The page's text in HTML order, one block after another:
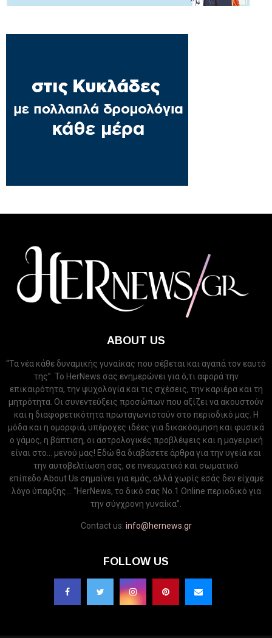
ABOUT US
“Τα νέα κάθε δυναμικής γυναίκας που σέβεται και αγαπά τον εαυτό
της”. Το HerNews σας ενημερώνει για ό,τι αφορά την
επικαιρότητα, την ψυχολογία και τις σχέσεις, την καριέρα και τη
μητρότητα. Οι συνεντεύξεις προσώπων που αξίζει να ακουστούν
και η διαφορετικότητα πρωταγωνιστούν στο περιοδικό μας. Η
μόδα και η ομορφιά, υπέροχες ιδέες για δικακόσμηση και φυσικά
ο γάμος, η βάπτιση, οι αστρολογικές προβλέψεις και η μαγειρική
είναι στο... μενού μας! Εδώ θα διαβάσετε άρθρα για την υγεία και
την αυτοβελτίωση σας, σε πνευματικό και σωματικό
επίπεδο.About Us σημαίνει για εμάς, αλλά χωρίς εσάς δεν είχαμε
λόγο ύπαρξης... “HerNews, το δικό σας Νo.1 Online περιοδικό για
την σύγχρονη γυναίκα”.
Contact us: info@hernews.gr
FOLLOW US